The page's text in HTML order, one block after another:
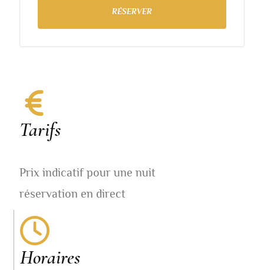
RÉSERVER
Tarifs
Prix indicatif pour une nuit
réservation en direct
Horaires